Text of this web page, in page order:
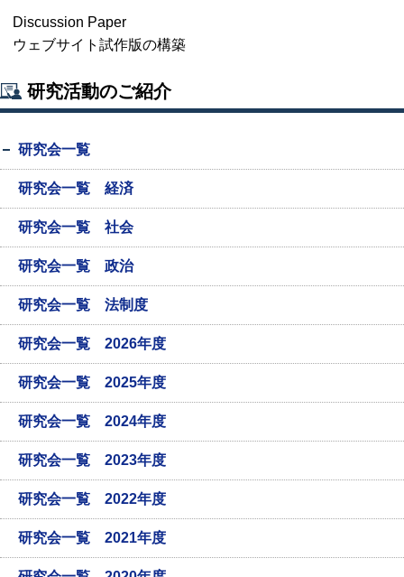
Discussion Paper
ウェブサイト試作版の構築
研究活動のご紹介
研究会一覧
研究会一覧 経済
研究会一覧 社会
研究会一覧 政治
研究会一覧 法制度
研究会一覧 2026年度
研究会一覧 2025年度
研究会一覧 2024年度
研究会一覧 2023年度
研究会一覧 2022年度
研究会一覧 2021年度